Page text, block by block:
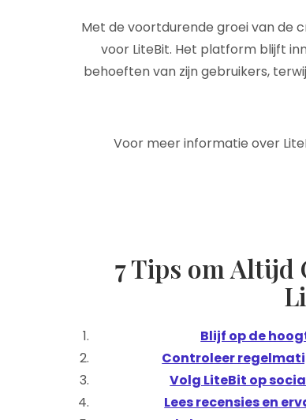
Met de voortdurende groei van de
voor LiteBit. Het platform blijft
behoeften van zijn gebruikers,
Voor meer informatie over
7 Tips om Altijd
Blijf op de
Controleer
Volg LiteBit op
Lees recensies en